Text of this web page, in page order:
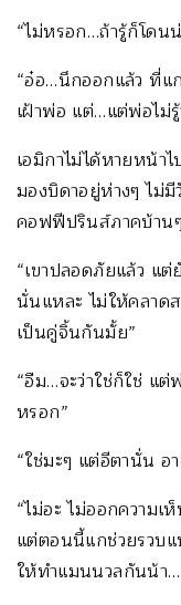
“ไม่หรอก…ถ้ารู้ก็โดน
“อ๋อ…นึกออกแล้ว ที่แ
เฝ้าพ่อ แต่…แต่พ่อไม่รู้
เอมิกาไม่ได้หายหน้า
มองบิดาอยู่ห่างๆ ไม่
คอฟฟีปรินส์ภาคบ้านๆ
“เขาปลอดภัยแล้ว แ
นั่นแหละ ไม่ให้คลาด
เป็นคู่จิ้นกันมั้ย”
“อืม…จะว่าใช่ก็ใช่ แ
หรอก”
“ใช่มะๆ แต่อีตานั่น อ
“ไม่อะ ไม่ออกความเ
แต่ตอนนี้แกช่วยรวบ
ให้ทำแมนนวลกันน้า